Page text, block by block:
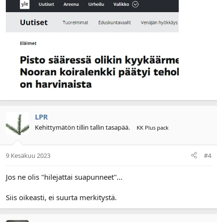
LPR
Kehittymätön tillin tallin tasapää. KK Plus pack
9 Kesäkuu 2023 #4
Jos ne olis "hilejattai suapunneet"...
Siis oikeasti, ei suurta merkitystä.